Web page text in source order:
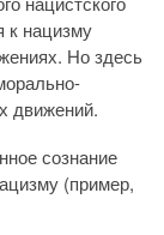
к нацизму
Но здесь
движений.
сознание
(пример,